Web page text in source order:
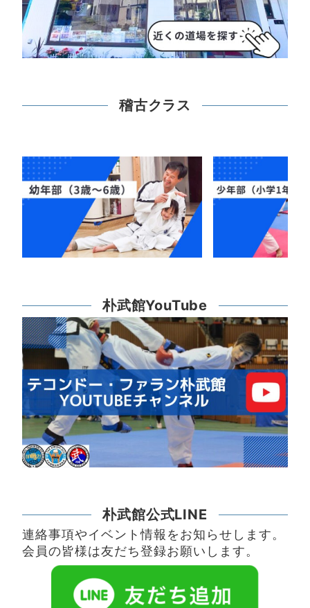
稽古クラス
朴武館YouTube
朴武館公式LINE
連絡事項やイベント情報をお知らせします。
会員の皆様は友だち登録お願いします。